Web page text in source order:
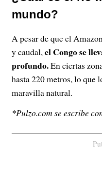
mundo?
A pesar de que el
y caudal,el Congo se
profundo.En ciertas
hasta 220 metros, lo que
maravilla natural.
*Pulzo.com se escribe